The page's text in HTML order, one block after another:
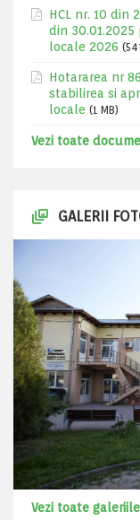
HCL nr. 10 din
din
locale 2026
Hotararea nr
stabilirea si
locale (1 MB)
Vezi toate
GALERII
Vezi toate